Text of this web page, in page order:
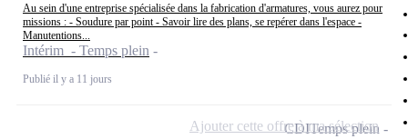
Au sein d'une entreprise spécialisée dans la fabrication d'armatures, vous aurez pour
missions : - Soudure par point - Savoir lire des plans, se repérer dans l'espace -
Manutentions...
Intérim - Temps plein
Publié il y a 11 jours
CDITemps plein
Ajouter cette offre à ma sélection